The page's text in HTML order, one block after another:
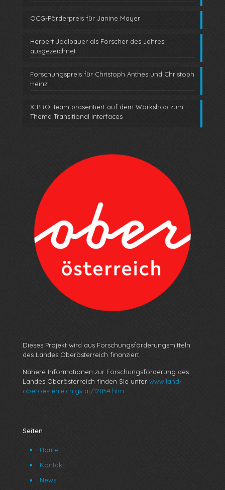
OCG-Förderpreis für Janine Mayer
Herbert Jodlbauer als Forscher des Jahres
ausgezeichnet
Forschungspreis für Christoph Anthes und Christoph
Heinzl
X-PRO-Team präsentiert auf dem Workshop zum
Thema Transitional Interfaces
Dieses Projekt wird aus Forschungsförderungsmitteln
des Landes Oberösterreich finanziert.
Nähere Informationen zur Forschungsförderung des
Landes Oberösterreich finden Sie unter www.land-
oberoesterreich.gv.at/12854.htm
Seiten
Home
Kontakt
News